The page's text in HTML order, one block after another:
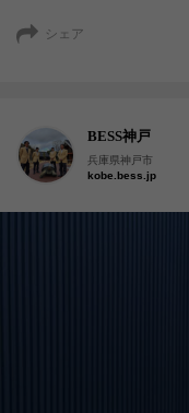
シェア
BESS神戸
兵庫県神戸市
kobe.bess.jp